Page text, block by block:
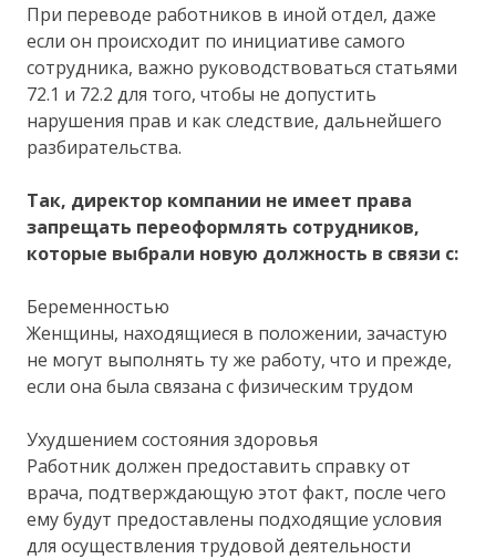
При переводе работников в иной отдел, даже
если он происходит по инициативе самого
сотрудника, важно руководствоваться статьями
72.1 и 72.2 для того, чтобы не допустить
нарушения прав и как следствие, дальнейшего
разбирательства.
Так, директор компании не имеет права
запрещать переоформлять сотрудников,
которые выбрали новую должность в связи с:
Беременностью
Женщины, находящиеся в положении, зачастую
не могут выполнять ту же работу, что и прежде,
если она была связана с физическим трудом
Ухудшением состояния здоровья
Работник должен предоставить справку от
врача, подтверждающую этот факт, после чего
ему будут предоставлены подходящие условия
для осуществления трудовой деятельности